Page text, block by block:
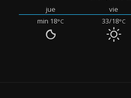
jue vie
min 18°C 33/18°C